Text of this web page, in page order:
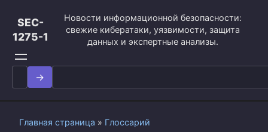
контенту
SEC-
1275-1
Новости информационной безопасности:
свежие кибератаки, уязвимости, защита
данных и экспертные анализы.
Search
for:
Главная страница » Глоссарий